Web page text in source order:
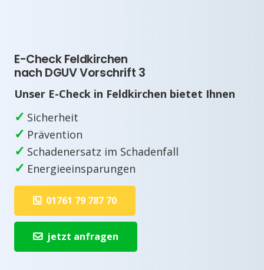
E-Check Feldkirchen
nach DGUV Vorschrift 3
Unser E-Check in Feldkirchen bietet Ihnen
✓ Sicherheit
✓ Prävention
✓ Schadenersatz im Schadenfall
✓ Energieeinsparungen
01761 79 787 70
jetzt anfragen